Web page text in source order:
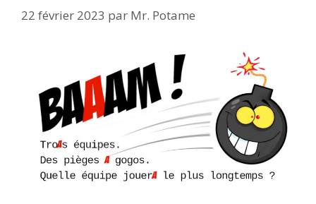
22 février 2023 par Mr. Potame